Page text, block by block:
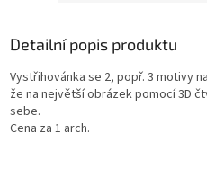
Detailní popis produktu
Vystřihovánka se 2, popř. 3 motivy
že na největší obrázek pomocí 3D
sebe.
Cena za 1 arch.